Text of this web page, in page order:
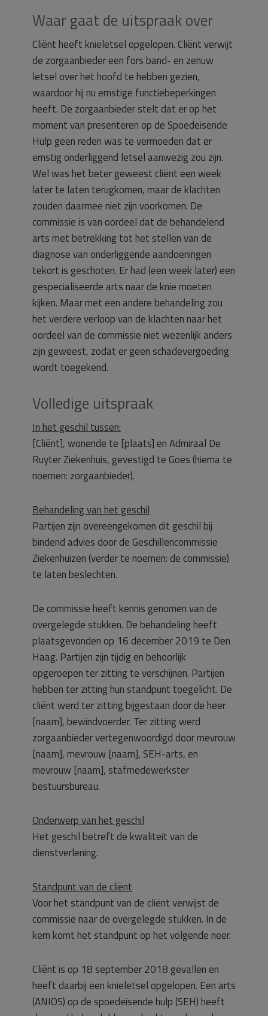
Waar gaat de uitspraak over
Cliënt heeft knieletsel opgelopen. Cliënt verwijt
de zorgaanbieder een fors band- en zenuw
letsel over het hoofd te hebben gezien,
waardoor hij nu ernstige functiebeperkingen
heeft. De zorgaanbieder stelt dat er op het
moment van presenteren op de Spoedeisende
Hulp geen reden was te vermoeden dat er
ernstig onderliggend letsel aanwezig zou zijn.
Wel was het beter geweest cliënt een week
later te laten terugkomen, maar de klachten
zouden daarmee niet zijn voorkomen. De
commissie is van oordeel dat de behandelend
arts met betrekking tot het stellen van de
diagnose van onderliggende aandoeningen
tekort is geschoten. Er had (een week later) een
gespecialiseerde arts naar de knie moeten
kijken. Maar met een andere behandeling zou
het verdere verloop van de klachten naar het
oordeel van de commissie niet wezenlijk anders
zijn geweest, zodat er geen schadevergoeding
wordt toegekend.
Volledige uitspraak
In het geschil tussen:
[Cliënt], wonende te [plaats] en Admiraal De
Ruyter Ziekenhuis, gevestigd te Goes (hierna te
noemen: zorgaanbieder).
Behandeling van het geschil
Partijen zijn overeengekomen dit geschil bij
bindend advies door de Geschillencommissie
Ziekenhuizen (verder te noemen: de commissie)
te laten beslechten.
De commissie heeft kennis genomen van de
overgelegde stukken. De behandeling heeft
plaatsgevonden op 16 december 2019 te Den
Haag. Partijen zijn tijdig en behoorlijk
opgeroepen ter zitting te verschijnen. Partijen
hebben ter zitting hun standpunt toegelicht. De
cliënt werd ter zitting bijgestaan door de heer
[naam], bewindvoerder. Ter zitting werd
zorgaanbieder vertegenwoordigd door mevrouw
[naam], mevrouw [naam], SEH-arts, en
mevrouw [naam], stafmedewerkster
bestuursbureau.
Onderwerp van het geschil
Het geschil betreft de kwaliteit van de
dienstverlening.
Standpunt van de cliënt
Voor het standpunt van de cliënt verwijst de
commissie naar de overgelegde stukken. In de
kern komt het standpunt op het volgende neer.
Cliënt is op 18 september 2018 gevallen en
heeft daarbij een knieletsel opgelopen. Een arts
(ANIOS) op de spoedeisende hulp (SEH) heeft